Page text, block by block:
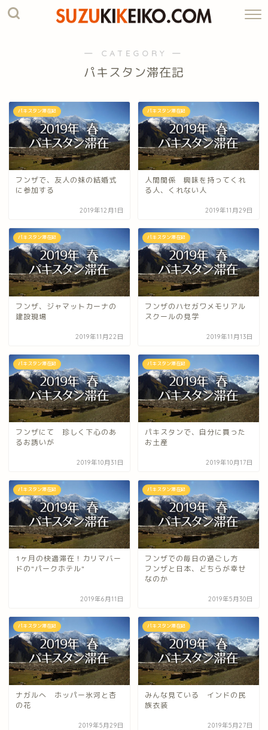
― CATEGORY ―
パキスタン滞在記
パキスタン滞在記
フンザで、友人の妹の結婚式
に参加する
2019年12月1日
パキスタン滞在記
人間関係 興味を持ってくれ
る人、くれない人
2019年11月29日
パキスタン滞在記
フンザ、ジャマットカーナの
建設現場
2019年11月22日
パキスタン滞在記
フンザのハセガワメモリアル
スクールの見学
2019年11月13日
パキスタン滞在記
フンザにて 珍しく下心のあ
るお誘いが
2019年10月31日
パキスタン滞在記
パキスタンで、自分に買った
お土産
2019年10月17日
パキスタン滞在記
1ヶ月の快適滞在！カリマバー
ドの"パークホテル"
2019年6月11日
パキスタン滞在記
フンザでの毎日の過ごし方
フンザと日本、どちらが幸せ
なのか
2019年5月30日
パキスタン滞在記
ナガルへ ホッパー氷河と杏
の花
2019年5月29日
パキスタン滞在記
みんな見ている インドの民
族衣装
2019年5月27日